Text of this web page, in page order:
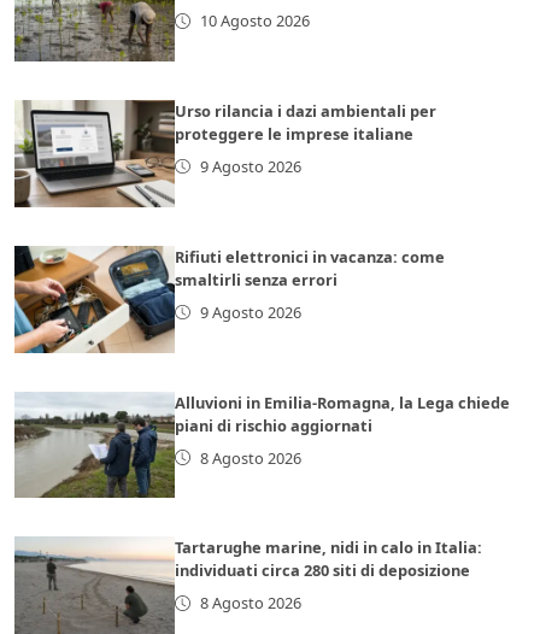
10 Agosto 2026
Urso rilancia i dazi ambientali per
proteggere le imprese italiane
9 Agosto 2026
Rifiuti elettronici in vacanza: come
smaltirli senza errori
9 Agosto 2026
Alluvioni in Emilia-Romagna, la Lega chiede
piani di rischio aggiornati
8 Agosto 2026
Tartarughe marine, nidi in calo in Italia:
individuati circa 280 siti di deposizione
8 Agosto 2026